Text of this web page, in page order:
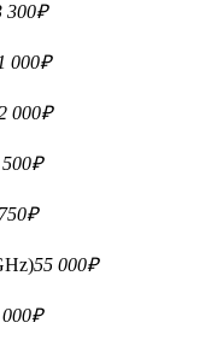
300₽
000₽
000₽
₽
₽
55 000₽
₽